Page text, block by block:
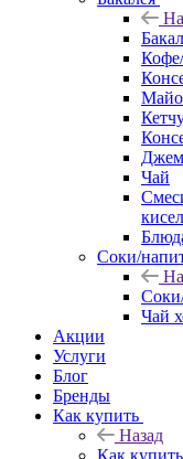
Чай
Соки/
Чай
Акции
Услуги
Блог
Бренды
Как купить
Назад
Как купить